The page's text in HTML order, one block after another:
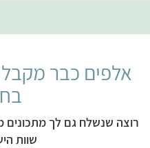
אלפים כבר
רוצה שנשלח גם לך מתכונים
שוות